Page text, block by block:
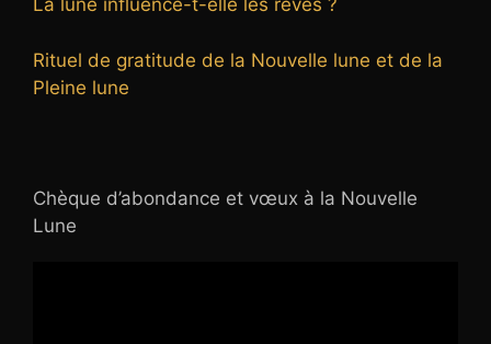
La lune influence-t-elle les rêves ?
Rituel de gratitude de la Nouvelle lune et de la
Pleine lune
Chèque d’abondance et vœux à la Nouvelle
Lune